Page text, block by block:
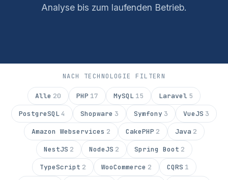
Analyse bis zum laufenden Betrieb.
NACH TECHNOLOGIE FILTERN
Alle 20 PHP 17 MySQL 15 Laravel 5
PostgreSQL4 Shopware 3 Symfony 3 VueJS 3
Amazon Webservices 2 CakePHP 2 Java 2
NestJS 2 NodeJS 2 Spring Boot 2
TypeScript 2 WooCommerce 2 CQRS 1